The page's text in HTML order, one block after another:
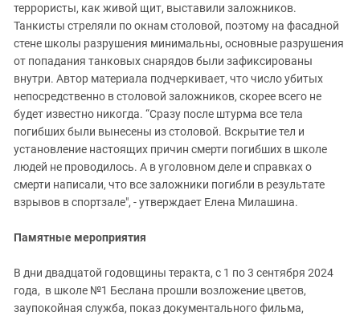
террористы, как живой щит, выставили заложников.
Танкисты стреляли по окнам столовой, поэтому на фасадной
стене школы разрушения минимальны, основные разрушения
от попадания танковых снарядов были зафиксированы
внутри. Автор материала подчеркивает, что число убитых
непосредственно в столовой заложников, скорее всего не
будет известно никогда. “Сразу после штурма все тела
погибших были вынесены из столовой. Вскрытие тел и
установление настоящих причин смерти погибших в школе
людей не проводилось. А в уголовном деле и справках о
смерти написали, что все заложники погибли в результате
взрывов в спортзале", - утверждает Елена Милашина.
Памятные мероприятия
В дни двадцатой годовщины теракта, с 1 по 3 сентября 2024
года, в школе №1 Беслана прошли возложение цветов,
заупокойная служба, показ документального фильма,